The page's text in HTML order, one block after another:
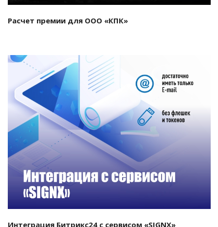
Расчет премии для ООО «КПК»
Смотреть проект
Интеграция Битрикс24 с сервисом «SIGNX»